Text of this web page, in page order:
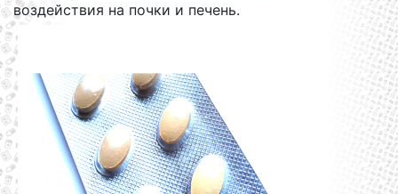
воздействия на почки и печень.